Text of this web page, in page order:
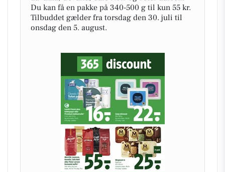
Du kan få en pakke på 340-500 g til kun 55 kr.
Tilbuddet gælder fra torsdag den 30. juli til
onsdag den 5. august.